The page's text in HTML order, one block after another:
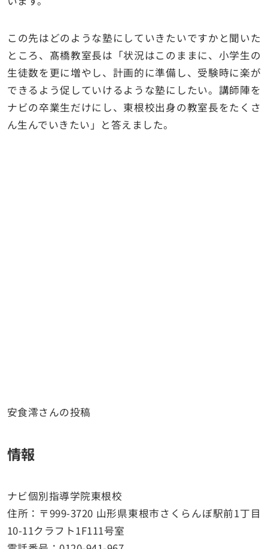
この先はどのような塾にしていきたいですかと聞いた
ところ、髙橋教室長は「状況はこのままに、小学生の
生徒数を更に増やし、計画的に準備し、受験時に楽が
できるよう促していけるような塾にしたい。講師陣を
ナビの卒業生だけにし、東根校出身の教室長をたくさ
ん生んでいきたい」と答えました。
安食澪さんの投稿
情報
ナビ個別指導学院東根校
住所：〒999-3720 山形県東根市さくらんぼ駅前1丁目
10-11クラフト1F111号室